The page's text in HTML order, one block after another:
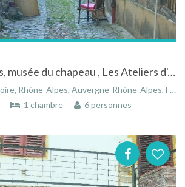
Chambre d'hôtes, musée du chapeau , Les Ateliers d'Art, chapeaux et sculpture
Rhône-Alpes, Auvergne-Rhône-Alpes, France
1 chambre 6 personnes